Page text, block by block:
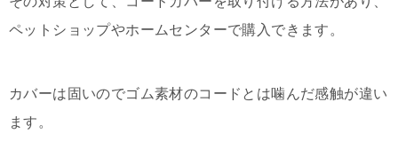
ペットショップやホームセンターで購入できます。
カバーは固いのでゴム素材のコードとは噛んだ感触が違い
ます。